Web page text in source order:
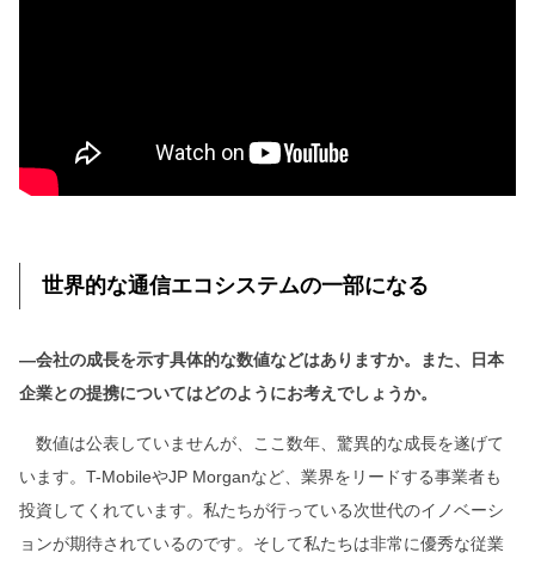
世界的な通信エコシステムの一部になる
―会社の成長を示す具体的な数値などはありますか。また、日本
企業との提携についてはどのようにお考えでしょうか。
数値は公表していませんが、ここ数年、驚異的な成長を遂げて
います。T-MobileやJP Morganなど、業界をリードする事業者も
投資してくれています。私たちが行っている次世代のイノベーシ
ョンが期待されているのです。そして私たちは非常に優秀な従業